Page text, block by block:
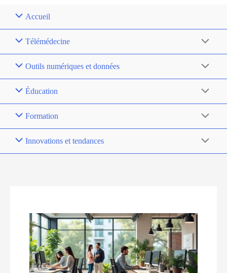
Accueil
Télémédecine
Outils numériques et données
Éducation
Formation
Innovations et tendances